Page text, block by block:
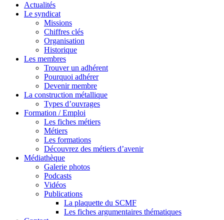
Actualités
Le syndicat
Missions
Chiffres clés
Organisation
Historique
Les membres
Trouver un adhérent
Pourquoi adhérer
Devenir membre
La construction métallique
Types d’ouvrages
Formation / Emploi
Les fiches métiers
Métiers
Les formations
Découvrez des métiers d’avenir
Médiathèque
Galerie photos
Podcasts
Vidéos
Publications
La plaquette du SCMF
Les fiches argumentaires thématiques